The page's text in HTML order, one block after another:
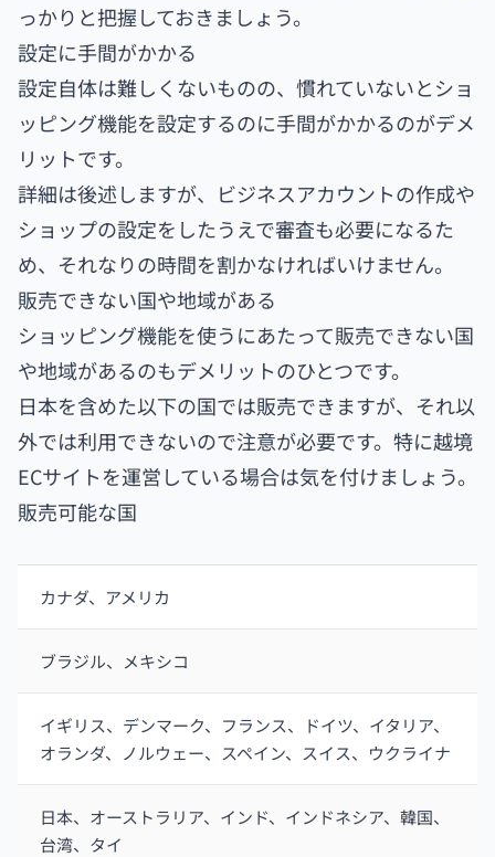
っかりと把握しておきましょう。
設定に手間がかかる
設定自体は難しくないものの、慣れていないとショ
ッピング機能を設定するのに手間がかかるのがデメ
リットです。
詳細は後述しますが、ビジネスアカウントの作成や
ショップの設定をしたうえで審査も必要になるた
め、それなりの時間を割かなければいけません。
販売できない国や地域がある
ショッピング機能を使うにあたって販売できない国
や地域があるのもデメリットのひとつです。
日本を含めた以下の国では販売できますが、それ以
外では利用できないので注意が必要です。特に越境
ECサイトを運営している場合は気を付けましょう。
販売可能な国
カナダ、アメリカ
ブラジル、メキシコ
イギリス、デンマーク、フランス、ドイツ、イタリア、
オランダ、ノルウェー、スペイン、スイス、ウクライナ
日本、オーストラリア、インド、インドネシア、韓国、
台湾、タイ